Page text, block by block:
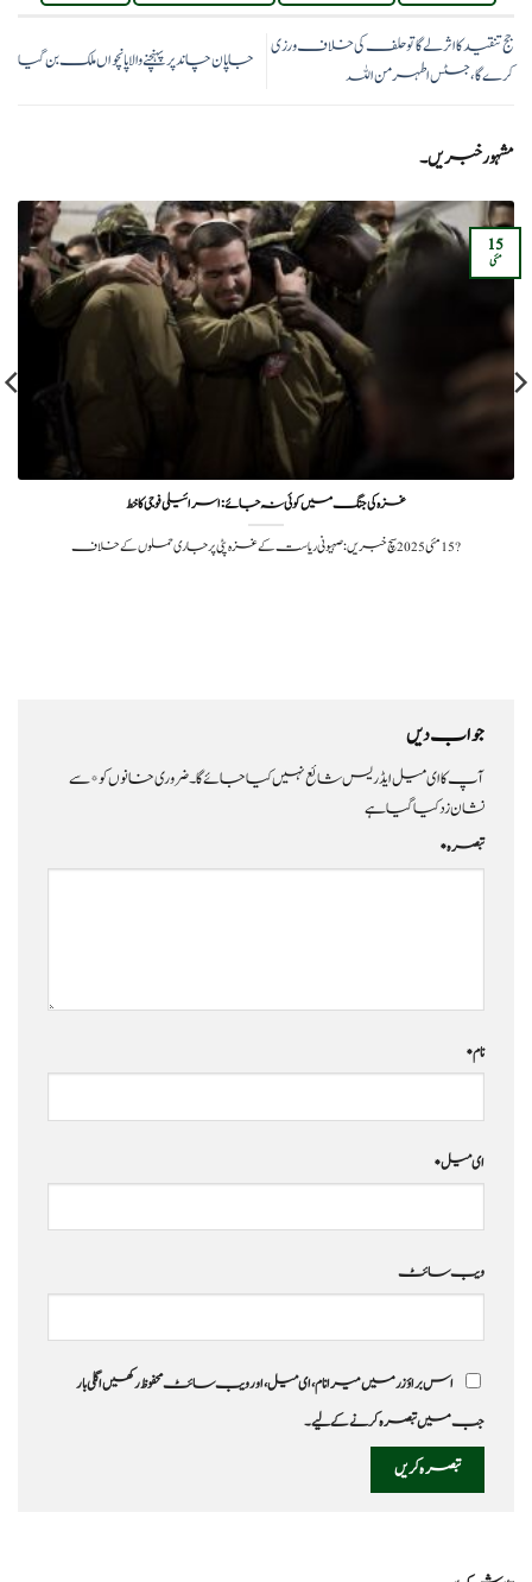
جج تنقید کا اثر لے گا تو حلف کی خلاف ورزی
کرے گا، جسٹس اطہرمن اللہ
جاپان چاند پر پہنچنے والا پانچواں ملک بن گیا
مشہور خبریں۔
غزہ کی جنگ میں کوئی نہ جائے: اسرائیلی فوجی کا خط
?️ 15 مئی 2025سچ خبریں: صہیونی ریاست کے غزہ پٹی پر جاری حملوں کے خلاف
15
مئی
جواب دیں
آپ کا ای میل ایڈریس شائع نہیں کیا جائے گا۔ضروری خانوں کو*سے
نشان زد کیا گیا ہے
تبصرہ*
نام*
ای میل*
ویب‌ سائٹ
اس براؤزر میں میرا نام، ای میل، اور ویب سائٹ محفوظ رکھیں اگلی بار
جب میں تبصرہ کرنے کےلیے۔